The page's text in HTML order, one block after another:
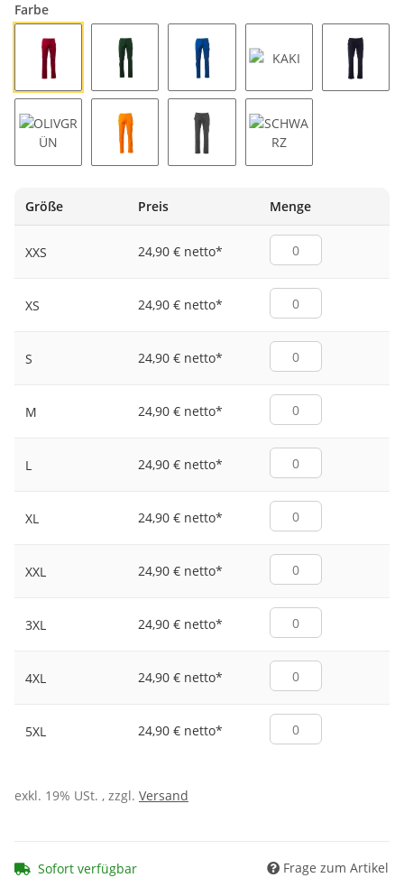
Farbe
BORDEAUX GRÜN KÖNIGSBLAUKAKI
Größe
Preis Menge
XXS 24,90 € netto*
XS 24,90 € netto*
S 24,90 € netto*
M 24,90 € netto*
L 24,90 € netto*
XL 24,90 € netto*
XXL 24,90 € netto*
3XL 24,90 € netto*
4XL 24,90 € netto*
5XL 24,90 € netto*
exkl. 19% USt. , zzgl. Versand
Sofort verfügbar Frage zum Artikel